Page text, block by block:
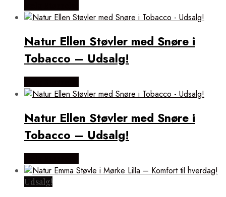
Natur Ellen Støvler med Snøre i
Tobacco – Udsalg!
Natur Ellen Støvler med Snøre i
Tobacco – Udsalg!
Udsalg!